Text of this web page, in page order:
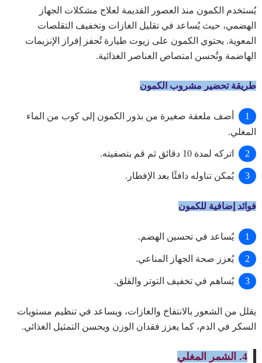
يُستخدم الكمون منذ العصور القديمة لعلاج مشكلات الجهاز
الهضمي، حيث يُساعد في تقليل الغازات وتخفيف التقلصات
المعوية. يحتوي الكمون على زيوت طيارة تُحفز إفراز الإنزيمات
الهاضمة وتُحسن امتصاص العناصر الغذائية.
طريقة تحضير مشروب الكمون
أضف ملعقة صغيرة من بذور الكمون إلى كوب من الماء
المغلي.
اتركه لمدة 10 دقائق ثم قم بتصفيته.
يُمكن تناوله دافئًا بعد الإفطار.
فوائد إضافية للكمون
يُساعد في تحسين الهضم.
يُعزز صحة الجهاز المناعي.
يُساهم في تخفيف التوتر والقلق.
يقلل من الشعور بالانتفاخ والغازات، ويساعد في تنظيم مستويات
السكر في الدم، كما يعزز فقدان الوزن ويحسن التمثيل الغذائي.
4. الشمر المغلي